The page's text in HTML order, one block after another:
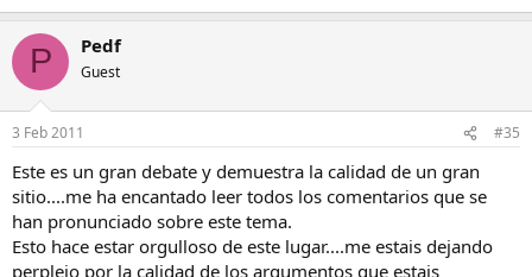
P Pedf
Guest
3 Feb 2011 #35
Este es un gran debate y demuestra la calidad de un gran
sitio....me ha encantado leer todos los comentarios que se
han pronunciado sobre este tema.
Esto hace estar orgulloso de este lugar....me estais dejando
perplejo por la calidad de los argumentos que estais